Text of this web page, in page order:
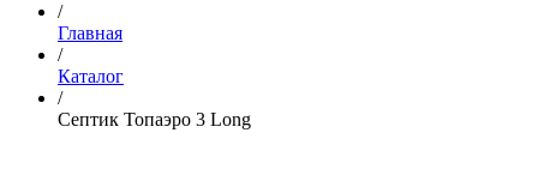
/
Главная
/
Каталог
/
Септик Топаэро 3 Long